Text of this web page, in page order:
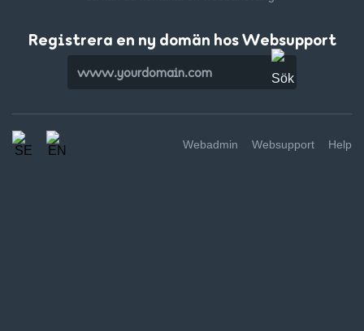
Registrera en ny domän hos Websupport
Webadmin Websupport Help